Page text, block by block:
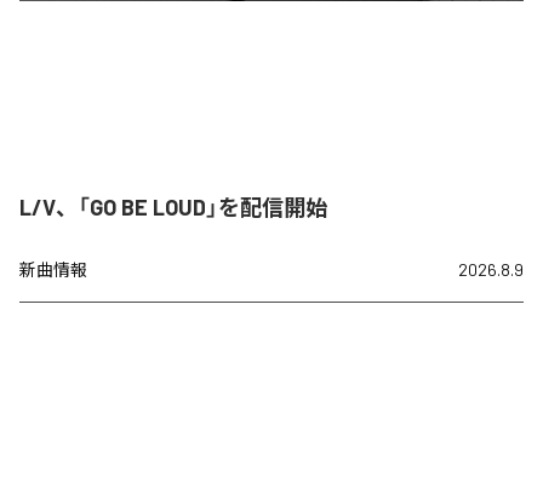
L/V、「GO BE LOUD」を配信開始
新曲情報 2026.8.9